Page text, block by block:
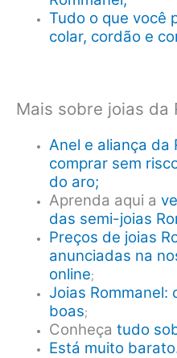
Tudo o que você
colar, cordão e
Mais sobre joias da
Anel e aliança da
comprar sem
do aro;
Aprenda aqui a
das semi-joias
Preços de joias
anunciadas na
online;
Joias Rommanel:
boas;
Conheçatudo
Está muito